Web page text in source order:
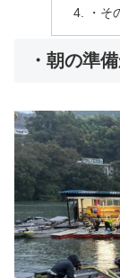
・
・朝の準